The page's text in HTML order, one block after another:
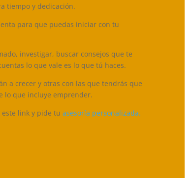
tiempo y dedicación.
para que puedas iniciar con tu
investigar, buscar consejos que te
lo que vale es lo que tú haces.
a crecer y otras con las que tendrás que
lo que incluye emprender.
link y pide tu asesoría personalizada.